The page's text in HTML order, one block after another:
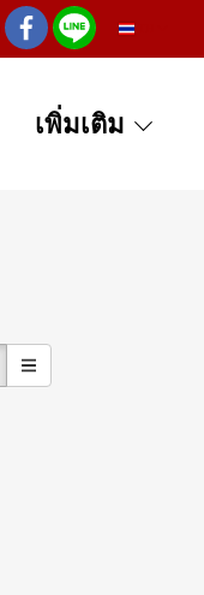
เพิ่มเติม